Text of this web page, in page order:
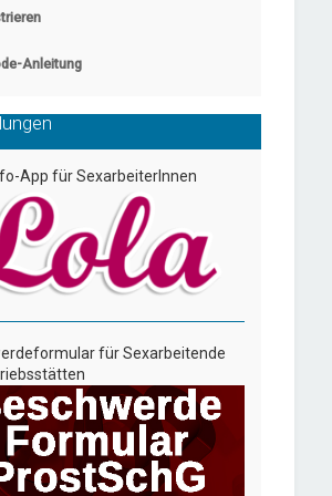
Anleitung
App für SexarbeiterInnen
für Sexarbeitende